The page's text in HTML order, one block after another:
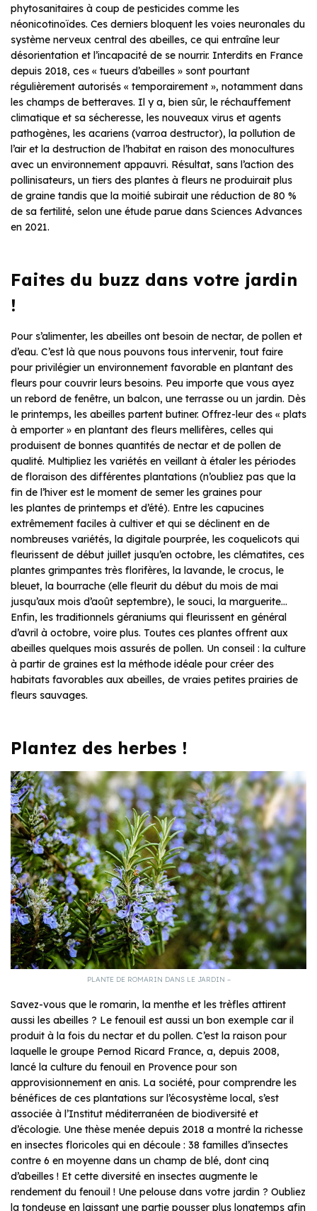
phytosanitaires à coup de pesticides comme les
néonicotinoïdes. Ces derniers bloquent les voies neuronales du
système nerveux central des abeilles, ce qui entraîne leur
désorientation et l’incapacité de se nourrir. Interdits en France
depuis 2018, ces « tueurs d’abeilles » sont pourtant
régulièrement autorisés « temporairement », notamment dans
les champs de betteraves. Il y a, bien sûr, le réchauffement
climatique et sa sécheresse, les nouveaux virus et agents
pathogènes, les acariens (varroa destructor), la pollution de
l’air et la destruction de l’habitat en raison des monocultures
avec un environnement appauvri. Résultat, sans l’action des
pollinisateurs, un tiers des plantes à fleurs ne produirait plus
de graine tandis que la moitié subirait une réduction de 80 %
de sa fertilité, selon une étude parue dans Sciences Advances
en 2021.
Faites du buzz dans votre jardin
!
Pour s’alimenter, les abeilles ont besoin de nectar, de pollen et
d’eau. C’est là que nous pouvons tous intervenir, tout faire
pour privilégier un environnement favorable en plantant des
fleurs pour couvrir leurs besoins. Peu importe que vous ayez
un rebord de fenêtre, un balcon, une terrasse ou un jardin. Dès
le printemps, les abeilles partent butiner. Offrez-leur des « plats
à emporter » en plantant des fleurs mellifères, celles qui
produisent de bonnes quantités de nectar et de pollen de
qualité. Multipliez les variétés en veillant à étaler les périodes
de floraison des différentes plantations (n’oubliez pas que la
fin de l’hiver est le moment de semer les graines pour
les plantes de printemps et d’été). Entre les capucines
extrêmement faciles à cultiver et qui se déclinent en de
nombreuses variétés, la digitale pourprée, les coquelicots qui
fleurissent de début juillet jusqu’en octobre, les clématites, ces
plantes grimpantes très florifères, la lavande, le crocus, le
bleuet, la bourrache (elle fleurit du début du mois de mai
jusqu’aux mois d’août septembre), le souci, la marguerite…
Enfin, les traditionnels géraniums qui fleurissent en général
d’avril à octobre, voire plus. Toutes ces plantes offrent aux
abeilles quelques mois assurés de pollen. Un conseil : la culture
à partir de graines est la méthode idéale pour créer des
habitats favorables aux abeilles, de vraies petites prairies de
fleurs sauvages.
Plantez des herbes !
PLANTE DE ROMARIN DANS LE JARDIN –
Savez-vous que le romarin, la menthe et les trèfles attirent
aussi les abeilles ? Le fenouil est aussi un bon exemple car il
produit à la fois du nectar et du pollen. C’est la raison pour
laquelle le groupe Pernod Ricard France, a, depuis 2008,
lancé la culture du fenouil en Provence pour son
approvisionnement en anis. La société, pour comprendre les
bénéfices de ces plantations sur l’écosystème local, s’est
associée à l’Institut méditerranéen de biodiversité et
d’écologie. Une thèse menée depuis 2018 a montré la richesse
en insectes floricoles qui en découle : 38 familles d’insectes
contre 6 en moyenne dans un champ de blé, dont cinq
d’abeilles ! Et cette diversité en insectes augmente le
rendement du fenouil ! Une pelouse dans votre jardin ? Oubliez
la tondeuse en laissant une partie pousser plus longtemps afin